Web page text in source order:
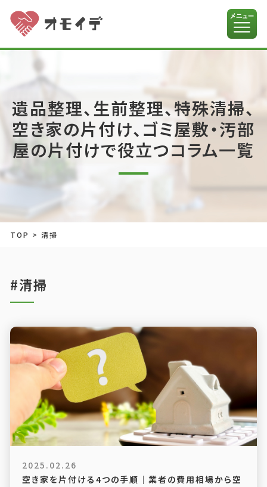
遺品整理、生前整理、特殊清掃、
空き家の片付け、ゴミ屋敷・汚部
屋の片付けで役立つコラム一覧
TOP > 清掃
#清掃
2025.02.26
空き家を片付ける4つの手順｜業者の費用相場から空